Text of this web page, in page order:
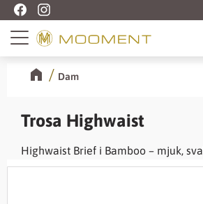
Meny
Dam
Trosa Highwaist
Highwaist Brief i Bamboo – mjuk,